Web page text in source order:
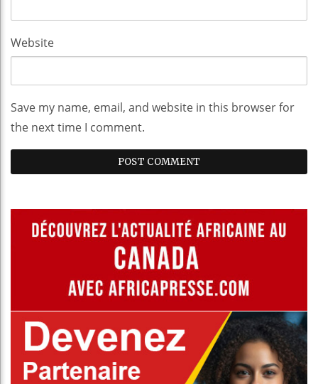
Website
Save my name, email, and website in this browser for
the next time I comment.